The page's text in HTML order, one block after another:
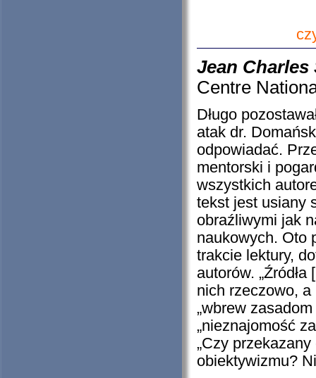
Jean Charles
Centre
Długo
atak dr.
odpowiadać.
mentorski i
wszystkich
tekst jest usiany
obraźliwymi jak
naukowych. Oto
trakcie lektury,
autorów.
nich rzeczowo, a
„wbrew
„nieznajomość
„Czy
obiektywizmu?